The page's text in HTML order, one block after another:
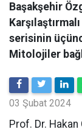
Başakşehir
serisinin
Mitolojiler
03 Şubat 2024
Prof. Dr.